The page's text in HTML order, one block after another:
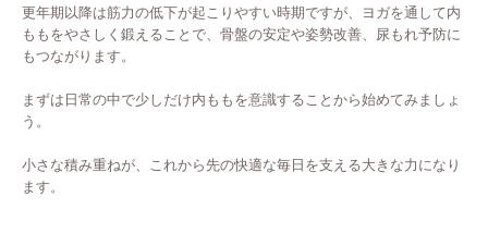
更年期以降は筋力の低下が起こりやすい時期ですが、ヨガを通して内
ももをやさしく鍛えることで、骨盤の安定や姿勢改善、尿もれ予防に
もつながります。
まずは日常の中で少しだけ内ももを意識することから始めてみましょ
う。
小さな積み重ねが、これから先の快適な毎日を支える大きな力になり
ます。